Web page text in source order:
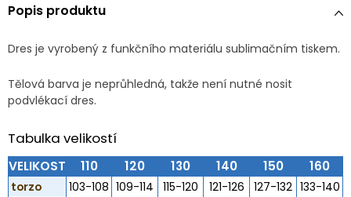
Popis produktu
Dres je vyrobený z funkčního materiálu sublimačním tiskem.
Tělová barva je neprůhledná, takže není nutné nosit
podvlékací dres.
Tabulka velikostí
VELIKOST 110 120 130 140 150 160
torzo 103-108 109-114 115-120 121-126 127-132 133-140